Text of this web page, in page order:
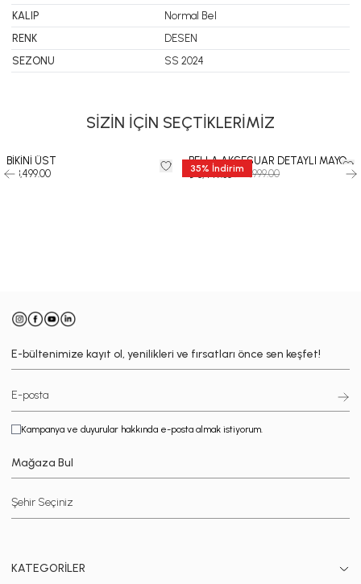
KALIP
Normal Bel
RENK
DESEN
SEZONU
SS 2024
SİZİN İÇİN SEÇTİKLERİMİZ
BİKİNİ ÜST
₺ 3,499.00
35% İndirim
BELLA AKSESUAR DETAYLI MAYO
₺ 8,449.35 ₺ 12,999.00
E-bültenimize kayıt ol, yenilikleri ve fırsatları önce sen keşfet!
Kampanya ve duyurular hakkında e-posta almak istiyorum.
Mağaza Bul
KATEGORİLER